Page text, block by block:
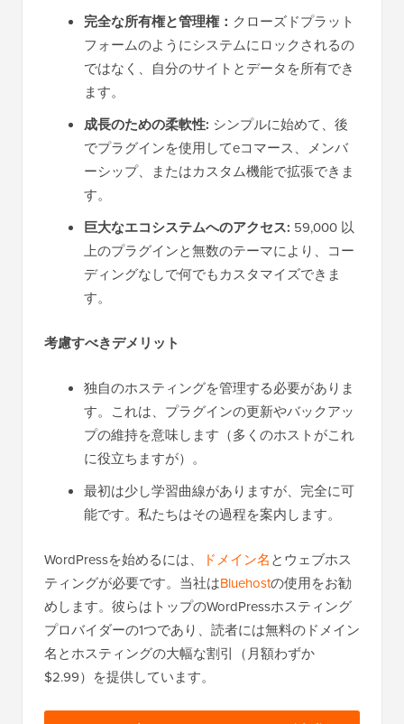
完全な所有権と管理権： クローズドプラット
フォームのようにシステムにロックされるの
ではなく、自分のサイトとデータを所有でき
ます。
成長のための柔軟性: シンプルに始めて、後
でプラグインを使用してeコマース、メンバ
ーシップ、またはカスタム機能で拡張できま
す。
巨大なエコシステムへのアクセス: 59,000 以
上のプラグインと無数のテーマにより、コー
ディングなしで何でもカスタマイズできま
す。
考慮すべきデメリット
独自のホスティングを管理する必要がありま
す。これは、プラグインの更新やバックアッ
プの維持を意味します（多くのホストがこれ
に役立ちますが）。
最初は少し学習曲線がありますが、完全に可
能です。私たちはその過程を案内します。
WordPressを始めるには、 ドメイン名とウェブホス
ティングが必要です。当社はBluehostの使用をお勧
めします。彼らはトップのWordPressホスティング
プロバイダーの1つであり、読者には無料のドメイン
名とホスティングの大幅な割引（月額わずか
$2.99）を提供しています。